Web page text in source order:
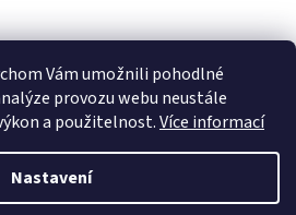
Vám umožnili pohodlné
provozu webu neustále
a použitelnost.Více informací
Nastavení
trafika ®. Všechna práva vyhrazena.